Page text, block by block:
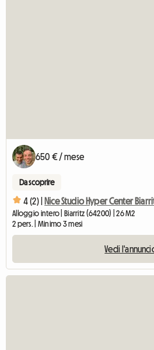
650 € / mese
Da scoprire
4 (2) | Nice Studio Hyper Center
Alloggio intero | Biarritz (64200) | 26 M2
2 pers. | Minimo 3 mesi
Vedi